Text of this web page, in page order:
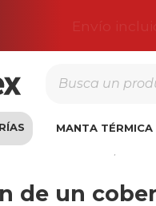
MANTA TÉRMICA
Piscina
de un